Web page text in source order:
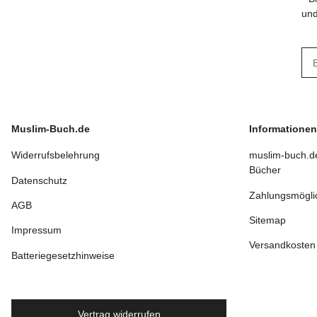
Muslim-Buch.de
Widerrufsbelehrung
Datenschutz
AGB
Impressum
Batteriegesetzhinweise
Informationen
muslim-
Bücher
Sitemap
Versandkosten
Vertrag widerrufen